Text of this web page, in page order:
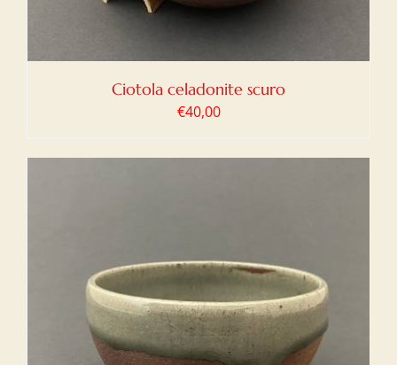
Ciotola celadonite scuro
€40,00